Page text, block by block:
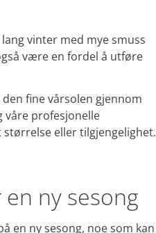
vinter med mye smuss
være en fordel å utføre
fine vårsolen gjennom
våre profesjonelle
eller tilgjengelighet.
ny sesong
en ny sesong, noe som kan